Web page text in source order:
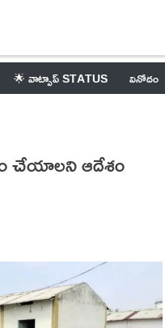
🌟 వాట్సాప్ STATUS వినోదం
చేయాలని ఆదేశం